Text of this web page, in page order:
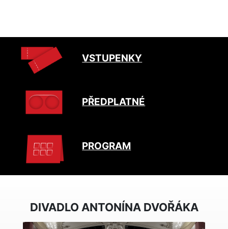
VSTUPENKY
PŘEDPLATNÉ
PROGRAM
DIVADLO ANTONÍNA DVOŘÁKA